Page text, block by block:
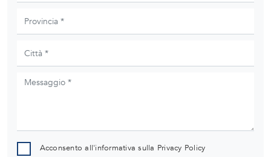
Acconsento all'informativa sulla Privacy Policy